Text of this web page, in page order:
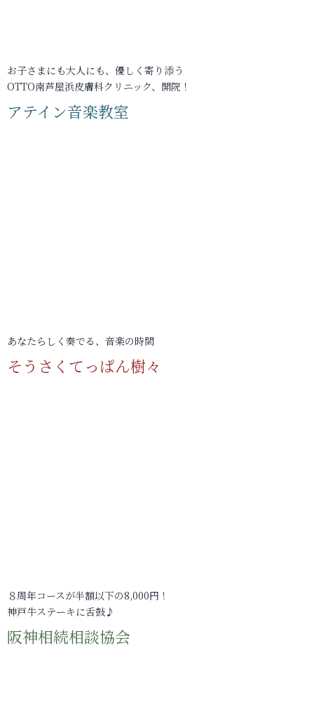
お子さまにも大人にも、優しく寄り添う
OTTO南芦屋浜皮膚科クリニック、開院！
アテイン音楽教室
あなたらしく奏でる、音楽の時間
そうさくてっぱん樹々
８周年コースが半額以下の8,000円！
神戸牛ステーキに舌鼓♪
阪神相続相談協会